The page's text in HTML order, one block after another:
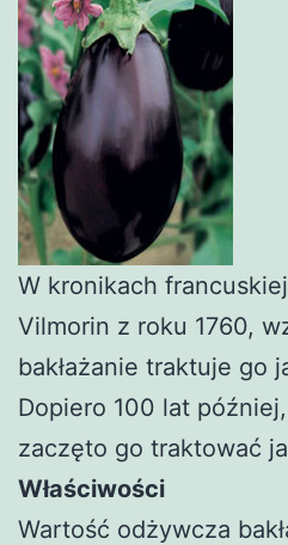
W kronikach
Vilmorin z roku 1760,
bakłażanie traktuje go
Dopiero 100 lat
zaczęto go traktować
Właściwości
Wartość odżywcza